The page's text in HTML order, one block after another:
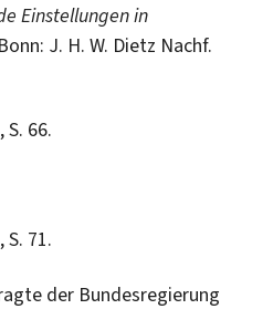
Einstellungen in
Bonn: J. H. W. Dietz Nachf.
S. 66.
S. 71.
der Bundesregierung